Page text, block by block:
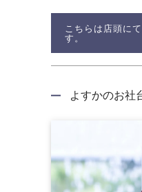
こちらは店頭に
す。
よすかのお社